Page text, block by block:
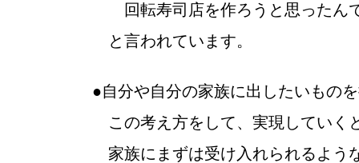
回転寿司店を作ろうと思ったん
と言われています。
●自分や自分の家族に出したいもの
この考え方をして、実現していく
家族にまずは受け入れられるよう